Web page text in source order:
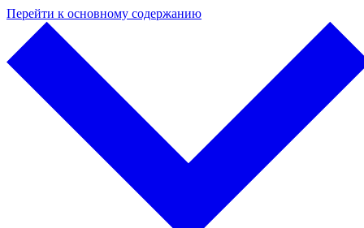
Перейти к основному содержанию